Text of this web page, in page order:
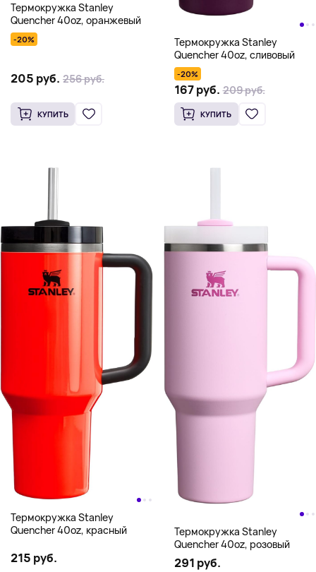
Термокружка Stanley
Quencher 40oz, оранжевый
-20%
205 руб. 256 руб.
КУПИТЬ
Термокружка Stanley
Quencher 40oz, сливовый
-20%
167 руб. 209 руб.
КУПИТЬ
Термокружка Stanley
Quencher 40oz, красный
215 руб.
Термокружка Stanley
Quencher 40oz, розовый
291 руб.